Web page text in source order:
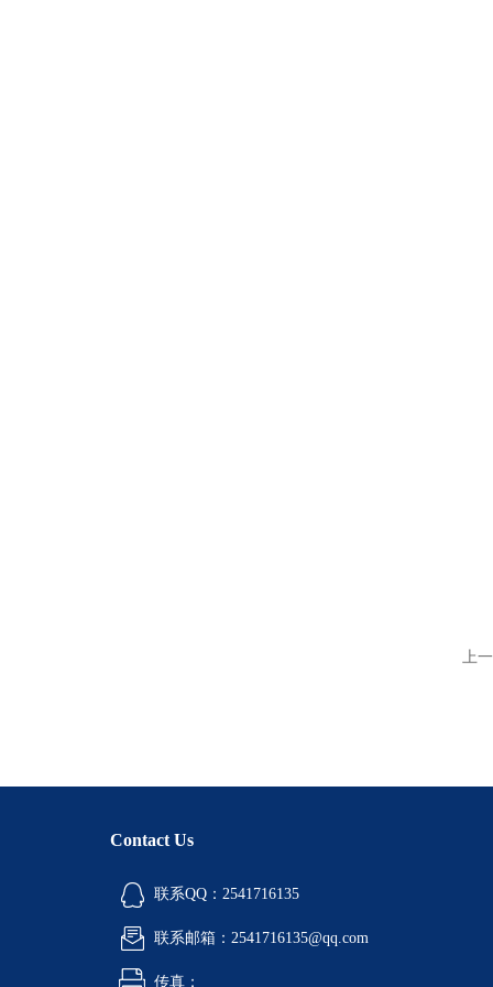
上一
Contact Us
联系QQ：2541716135
联系邮箱：2541716135@qq.com
传真：